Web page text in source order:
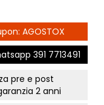
AGOSTOX
391 7713491
pre e post
2 anni